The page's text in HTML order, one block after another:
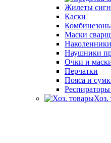
Жилеты
Каски
Маски
Наколенники
Наушники
Очки и
Перчатки
Пояса и
Хоз.